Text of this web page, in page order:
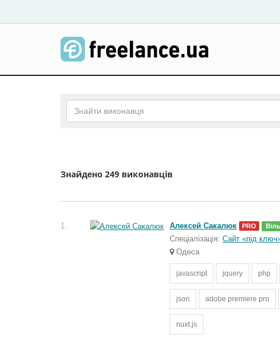
Знайдено 249 виконавців
1. Алексей Сакалюк PRO
Спеціалізація: Сайт «під
Одеса
javascript jquery php
json adobe premiere pro
nuxt.js